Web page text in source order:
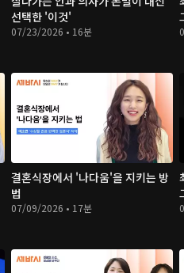
선택한 '이것'
07/23/2026 • 16분
결혼식장에서 '나다움'을 지키는 방
법
07/09/2026 • 17분